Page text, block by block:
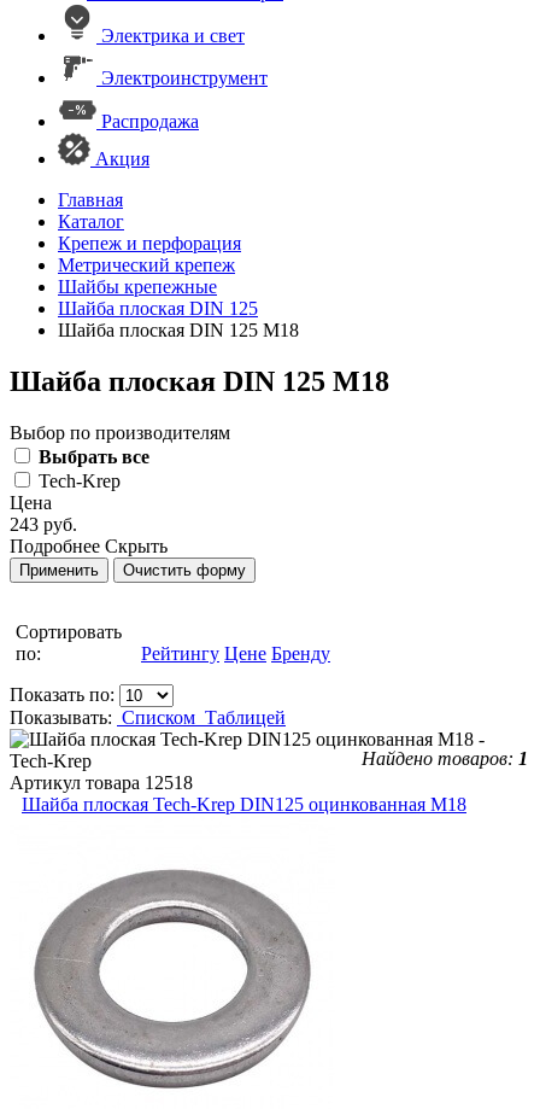
Электрика и свет
Электроинструмент
Распродажа
Акция
Главная
Каталог
Крепеж и перфорация
Метрический крепеж
Шайбы крепежные
Шайба плоская DIN 125
Шайба плоская DIN 125 М18
Шайба плоская DIN 125 М18
Выбор по производителям
Выбрать все
Tech-Krep
Цена
243 руб.
Подробнее Скрыть
Сортировать
по:
Рейтингу Цене Бренду
Показать по:
Показывать: Списком Таблицей
Найдено товаров: 1
Артикул товара 12518
Шайба плоская Tech-Krep DIN125 оцинкованная М18